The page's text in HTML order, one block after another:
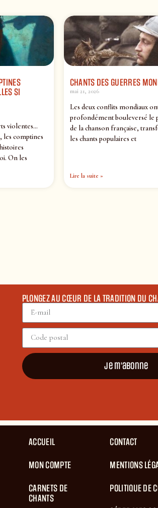
SI
violentes…
comptines
On les
CHANTS DES GUERRES
mai 21, 2026
Les deux conflits mondiaux
profondément bouleversé le
de la chanson française,
les chants populaires et
Lire la suite »
PLONGEZ AU CŒUR DE LA TRADITION DU
Je m'abonne
ACCUEIL
MON COMPTE
CARNETS DE
CHANTS
CONTACT
MENTIONS
POLITIQUE DE